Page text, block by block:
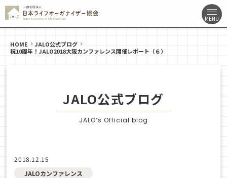
HOME
JALO公式ブログ
祝10周年！JALO2018大阪カンファレンス開催レポート（６）
JALO公式ブログ
JALO’s Official blog
2018.12.15
JALOカンファレンス